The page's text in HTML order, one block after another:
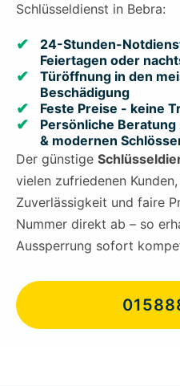
Schlüsseldienst in Bebra:
24-Stunden-
Feiertagen oder
Türöffnung in den
Beschädigung
Feste Preise - keine
Persönliche
& modernen
Der günstige
vielen zufriedenen
Zuverlässigkeit und faire
Nummer direkt ab – so
Aussperrung sofort